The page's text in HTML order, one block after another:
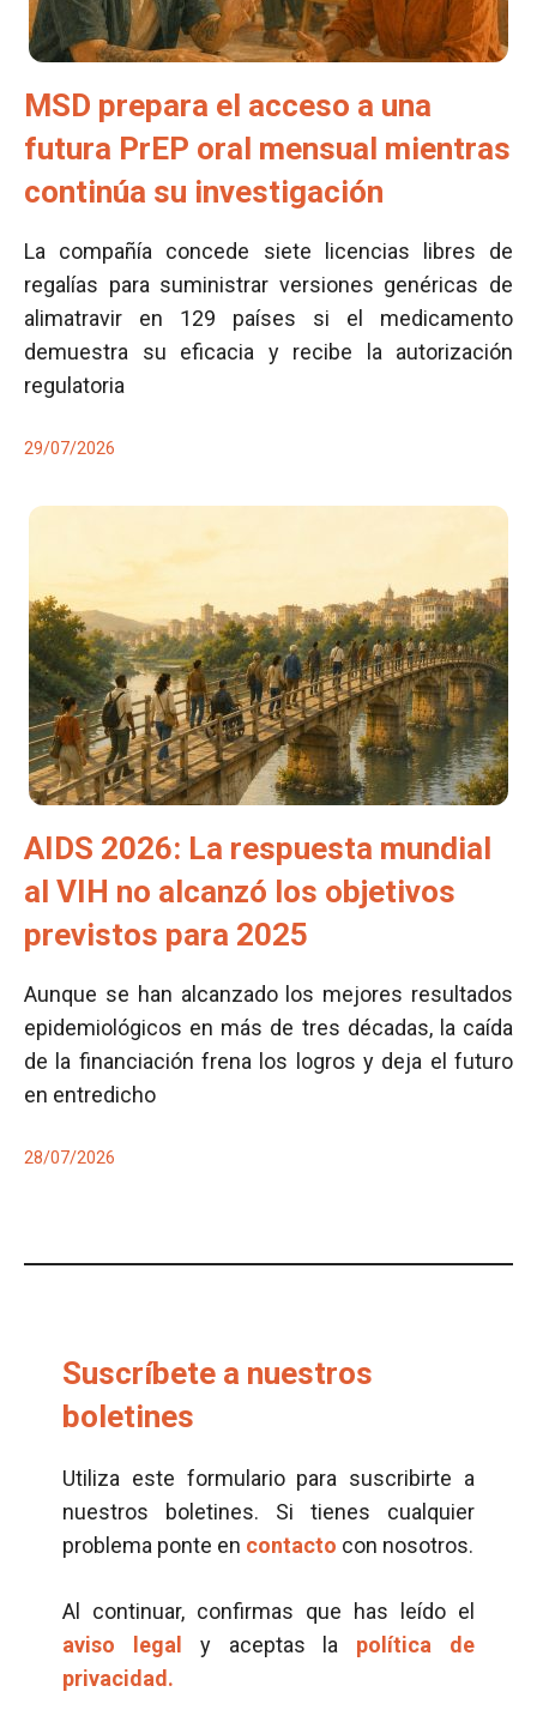
MSD prepara el acceso a una
futura PrEP oral mensual mientras
continúa su investigación
La compañía concede siete licencias libres de
regalías para suministrar versiones genéricas de
alimatravir en 129 países si el medicamento
demuestra su eficacia y recibe la autorización
regulatoria
29/07/2026
AIDS 2026: La respuesta mundial
al VIH no alcanzó los objetivos
previstos para 2025
Aunque se han alcanzado los mejores resultados
epidemiológicos en más de tres décadas, la caída
de la financiación frena los logros y deja el futuro
en entredicho
28/07/2026
Suscríbete a nuestros
boletines
Utiliza este formulario para suscribirte a
nuestros boletines. Si tienes cualquier
problema ponte en contacto con nosotros.
Al continuar, confirmas que has leído el
aviso legal
y aceptas la política de
privacidad.